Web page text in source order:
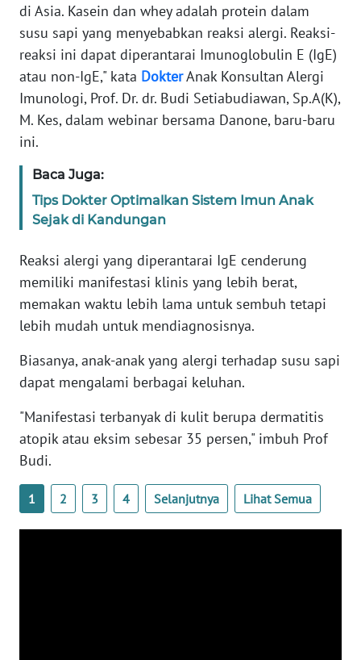
di Asia. Kasein dan whey adalah protein dalam
susu sapi yang menyebabkan reaksi alergi. Reaksi-
reaksi ini dapat diperantarai Imunoglobulin E (IgE)
atau non-IgE," kata DokterAnak Konsultan Alergi
Imunologi, Prof. Dr. dr. Budi Setiabudiawan, Sp.A(K),
M. Kes, dalam webinar bersama Danone, baru-baru
ini.
Baca Juga:
Tips Dokter Optimalkan Sistem Imun Anak
Sejak di Kandungan
Reaksi alergi yang diperantarai IgE cenderung
memiliki manifestasi klinis yang lebih berat,
memakan waktu lebih lama untuk sembuh tetapi
lebih mudah untuk mendiagnosisnya.
Biasanya, anak-anak yang alergi terhadap susu sapi
dapat mengalami berbagai keluhan.
"Manifestasi terbanyak di kulit berupa dermatitis
atopik atau eksim sebesar 35 persen," imbuh Prof
Budi.
1 2 3 4 Selanjutnya Lihat Semua
DISCLAIMER
Wahana
News
Regional
SUMUT
JAKARTA
WN
JABAR
WN
BANTEN
NTT
WN
KEPRI
WN
PAPUA